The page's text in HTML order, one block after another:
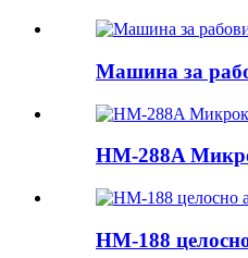
Машина за
HM-288A
HM-188